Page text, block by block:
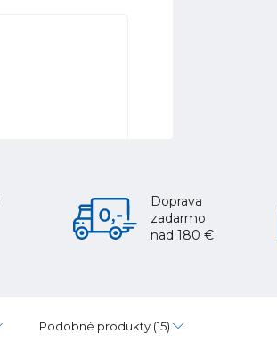
Doprava
zadarmo
nad 180 €
Podobné produkty (15)